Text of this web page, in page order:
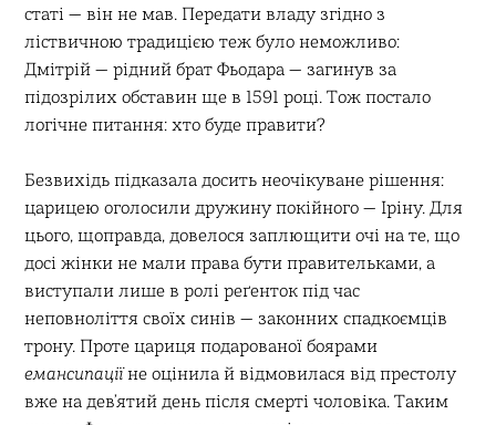
статі — він не мав. Передати владу згідно з
ліствичною традицією теж було неможливо:
Дмітрій — рідний брат Фьодара — загинув за
підозрілих обставин ще в 1591 році. Тож постало
логічне питання: хто буде правити?
Безвихідь підказала досить неочікуване рішення:
царицею оголосили дружину покійного — Іріну. Для
цього, щоправда, довелося заплющити очі на те, що
досі жінки не мали права бути правительками, а
виступали лише в ролі реґенток під час
неповноліття своїх синів — законних спадкоємців
трону. Проте цариця подарованої боярами
емансипаціїне оцінила й відмовилася від престолу
вже на дев’ятий день після смерті чоловіка. Таким